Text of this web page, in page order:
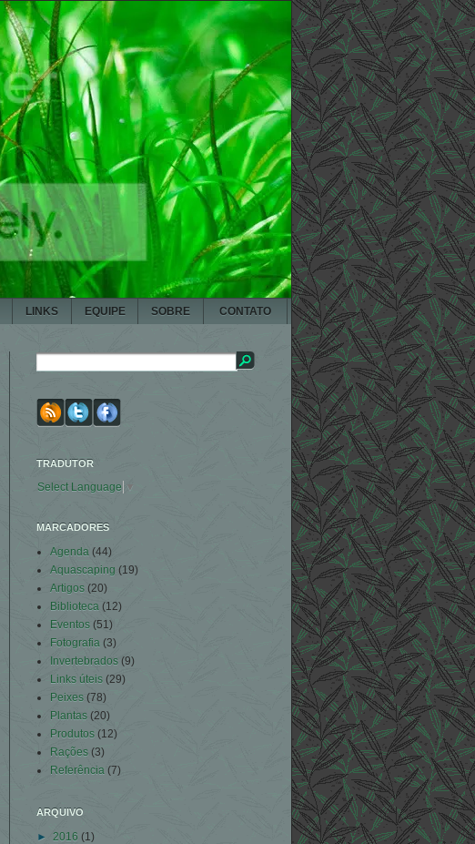
LINKS EQUIPE SOBRE CONTATO
TRADUTOR
Select Language ▼
MARCADORES
Agenda (44)
Aquascaping (19)
Artigos (20)
Biblioteca (12)
Eventos (51)
Fotografia (3)
Invertebrados (9)
Links úteis (29)
Peixes (78)
Plantas (20)
Produtos (12)
Rações (3)
Referência (7)
ARQUIVO
► 2016 (1)